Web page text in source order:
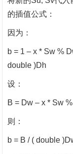
的插值公式：
因为：
b = 1 – x * Sw %
double )Dh
设：
B = Dw – x * Sw
则：
b = B / ( double